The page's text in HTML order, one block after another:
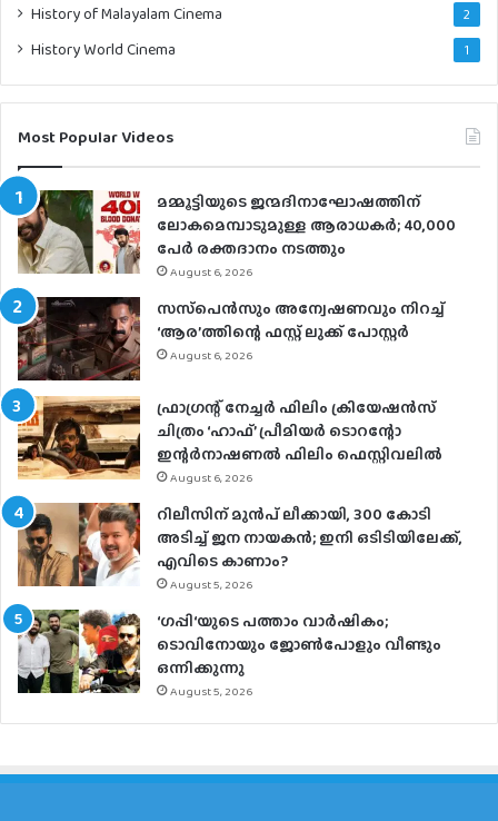
History of Malayalam Cinema 2
History World Cinema 1
Most Popular Videos
മമ്മൂട്ടിയുടെ ജന്മദിനാഘോഷത്തിന്
ലോകമെമ്പാടുമുള്ള ആരാധകര്‍; 40,000
പേര്‍ രക്തദാനം നടത്തും
August 6, 2026
സസ്‌പെന്‍സും അന്വേഷണവും നിറച്ച്
‘ആര’ത്തിന്റെ ഫസ്റ്റ് ലുക്ക് പോസ്റ്റര്‍
August 6, 2026
ഫ്രാഗ്രന്റ് നേച്ചര്‍ ഫിലിം ക്രിയേഷന്‍സ്
ചിത്രം ‘ഹാഫ്’ പ്രീമിയര്‍ ടൊറന്റോ
ഇന്റര്‍നാഷണല്‍ ഫിലിം ഫെസ്റ്റിവലില്‍
August 6, 2026
റിലീസിന് മുൻപ് ലീക്കായി, 300 കോടി
അടിച്ച് ജന നായകൻ; ഇനി ഒടിടിയിലേക്ക്,
എവിടെ കാണാം?
August 5, 2026
‘ഗപ്പി‘യുടെ പത്താം വാർഷികം;
ടൊവിനോയും ജോൺപോളും വീണ്ടും
ഒന്നിക്കുന്നു
August 5, 2026